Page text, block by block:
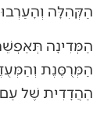
הַקְּהִלָּה
הַמְּדִינָה
הַמְּרֻסֶּנֶת
הַהֲדָדִית שֶׁל